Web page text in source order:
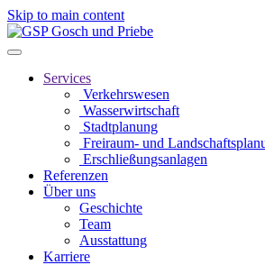
Skip to main content
Services
Verkehrswesen
Wasserwirtschaft
Stadtplanung
Freiraum- und
Erschließungsanlagen
Referenzen
Über uns
Geschichte
Team
Ausstattung
Karriere